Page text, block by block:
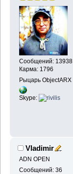
Сообщений: 13938
Карма: 1796
Рыцарь ObjectARX
Skype:
Vladimir
ADN OPEN
Сообщений: 36